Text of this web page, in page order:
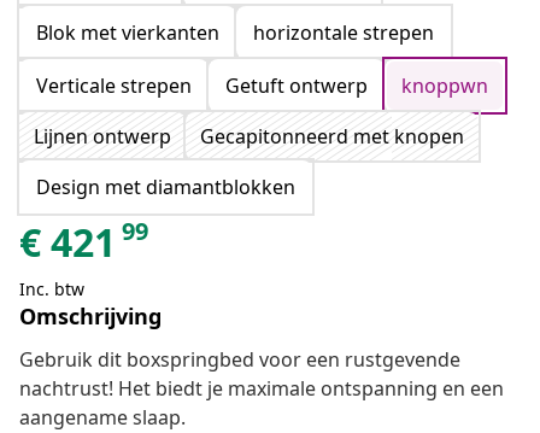
Blok met vierkanten
horizontale strepen
Verticale strepen
Getuft ontwerp
knoppwn
Lijnen ontwerp
Gecapitonneerd met knopen
Design met diamantblokken
€421 99
Inc. btw
Omschrijving
Gebruik dit boxspringbed voor een rustgevende
nachtrust! Het biedt je maximale ontspanning en een
aangename slaap.